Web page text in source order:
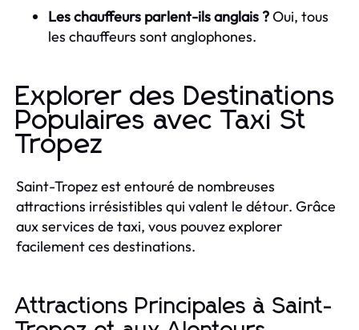
Les chauffeurs parlent-ils anglais ?Oui, tous
les chauffeurs sont anglophones.
Explorer des Destinations
Populaires avec Taxi St
Tropez
Saint-Tropez est entouré de nombreuses
attractions irrésistibles qui valent le détour. Grâce
aux services de taxi, vous pouvez explorer
facilement ces destinations.
Attractions Principales à Saint-